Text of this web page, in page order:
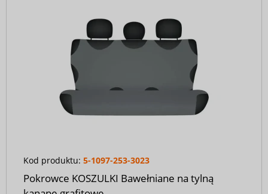
Kod produktu: 5-1097-253-3023
Pokrowce KOSZULKI Bawełniane na tylną